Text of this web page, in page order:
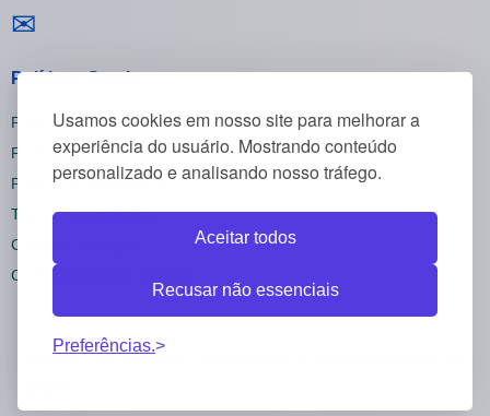
Usamos cookies em nosso site para melhorar a
experiência do usuário. Mostrando conteúdo
personalizado e analisando nosso tráfego.
Aceitar todos
Recusar não essenciais
Preferências.
✉
Políticas Gerais
Política de Privacidade
Política de Cookies
Política de Reembolsos
Termos e Condições
Cancelar inscrição
Configurações de cookies
Todos os direitos reservados CursosOnline55 ©